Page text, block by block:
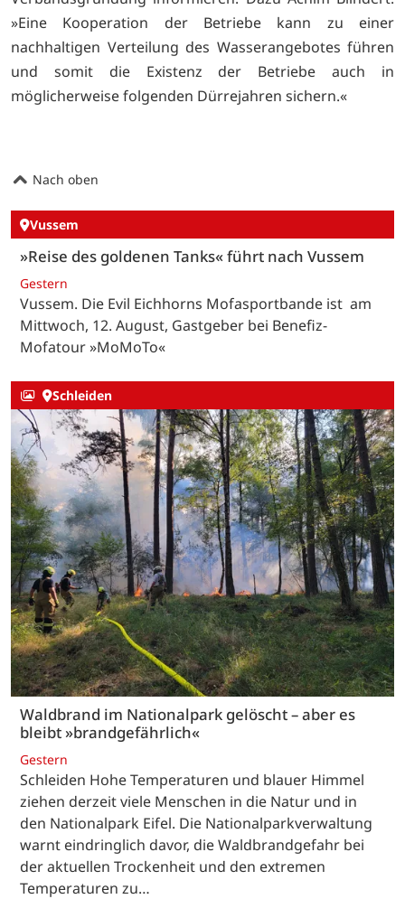
»Eine Kooperation der Betriebe kann zu einer
nachhaltigen Verteilung des Wasserangebotes führen
und somit die Existenz der Betriebe auch in
möglicherweise folgenden Dürrejahren sichern.«
Nach oben
Vussem
»Reise des goldenen Tanks« führt nach Vussem
Gestern
Vussem. Die Evil Eichhorns Mofasportbande ist am
Mittwoch, 12. August, Gastgeber bei Benefiz-
Mofatour »MoMoTo«
Schleiden
Waldbrand im Nationalpark gelöscht – aber es
bleibt »brandgefährlich«
Gestern
Schleiden Hohe Temperaturen und blauer Himmel
ziehen derzeit viele Menschen in die Natur und in
den Nationalpark Eifel. Die Nationalparkverwaltung
warnt eindringlich davor, die Waldbrandgefahr bei
der aktuellen Trockenheit und den extremen
Temperaturen zu…